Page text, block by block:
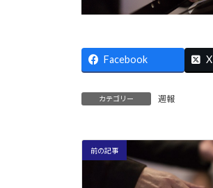
Facebook X
カテゴリー 週報
前の記事